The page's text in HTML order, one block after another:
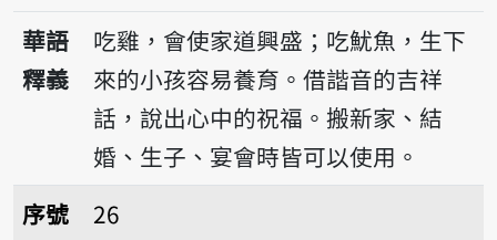
播放音讀Tsia̍h ke,
華語
釋義
吃雞，會使家道興盛；吃魷魚，生下
來的小孩容易養育。借諧音的吉祥
話，說出心中的祝福。搬新家、結
婚、生子、宴會時皆可以使用。
序號26食緊挵破碗。
序號
26